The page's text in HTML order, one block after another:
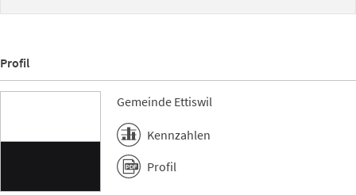
Profil
Gemeinde Ettiswil
Kennzahlen
Profil